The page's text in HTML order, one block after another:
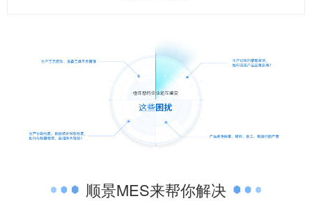
顺景MES来帮你解决